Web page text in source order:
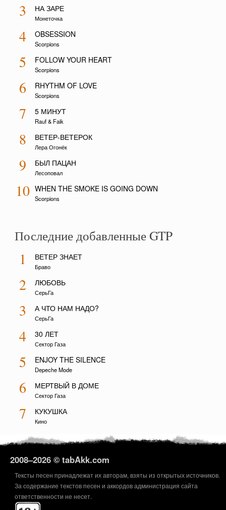
3 НА ЗАРЕ
Монеточка
4 OBSESSION
Scorpions
5 FOLLOW YOUR HEART
Scorpions
6 RHYTHM OF LOVE
Scorpions
7 5 МИНУТ
Rauf & Faik
8 ВЕТЕР-ВЕТЕРОК
Лера Огонёк
9 БЫЛ ПАЦАН
Лесоповал
10 WHEN THE SMOKE IS GOING DOWN
Scorpions
Последние добавленные GTP
1 ВЕТЕР ЗНАЕТ
Браво
2 ЛЮБОВЬ
СерьГа
3 А ЧТО НАМ НАДО?
СерьГа
4 30 ЛЕТ
Сектор Газа
5 ENJOY THE SILENCE
Depeche Mode
6 МЕРТВЫЙ В ДОМЕ
Сектор Газа
7 КУКУШКА
Кино
2008–2026 © tabAkk.com
Тексты песен принадлежат их авторам, взяты из открытых источников.
За содержание текстов песен и аккордов администрация сайта
ответственности не несет.